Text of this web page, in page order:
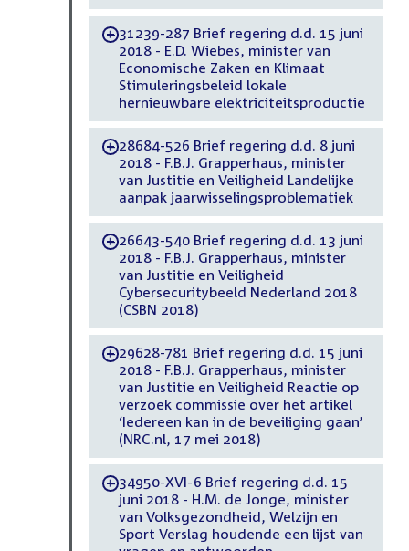
-31239-287 Brief regering d.d. 15 juni
2018 - E.D. Wiebes, minister van
Economische Zaken en Klimaat
Stimuleringsbeleid lokale
hernieuwbare elektriciteitsproductie
-28684-526 Brief regering d.d. 8 juni
2018 - F.B.J. Grapperhaus, minister
van Justitie en Veiligheid Landelijke
aanpak jaarwisselingsproblematiek
-26643-540 Brief regering d.d. 13 juni
2018 - F.B.J. Grapperhaus, minister
van Justitie en Veiligheid
Cybersecuritybeeld Nederland 2018
(CSBN 2018)
-29628-781 Brief regering d.d. 15 juni
2018 - F.B.J. Grapperhaus, minister
van Justitie en Veiligheid Reactie op
verzoek commissie over het artikel
‘Iedereen kan in de beveiliging gaan’
(NRC.nl, 17 mei 2018)
-34950-XVI-6 Brief regering d.d. 15
juni 2018 - H.M. de Jonge, minister
van Volksgezondheid, Welzijn en
Sport Verslag houdende een lijst van